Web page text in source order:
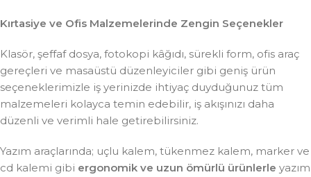
Kırtasiye ve Ofis Malzemelerinde Zengin Seçenekler
Klasör, şeffaf dosya, fotokopi kâğıdı, sürekli form, ofis araç
gereçleri ve masaüstü düzenleyiciler gibi geniş ürün
seçeneklerimizle iş yerinizde ihtiyaç duyduğunuz tüm
malzemeleri kolayca temin edebilir, iş akışınızı daha
düzenli ve verimli hale getirebilirsiniz.
Yazım araçlarında; uçlu kalem, tükenmez kalem, marker ve
cd kalemi gibi ergonomik ve uzun ömürlü ürünlerle yazım